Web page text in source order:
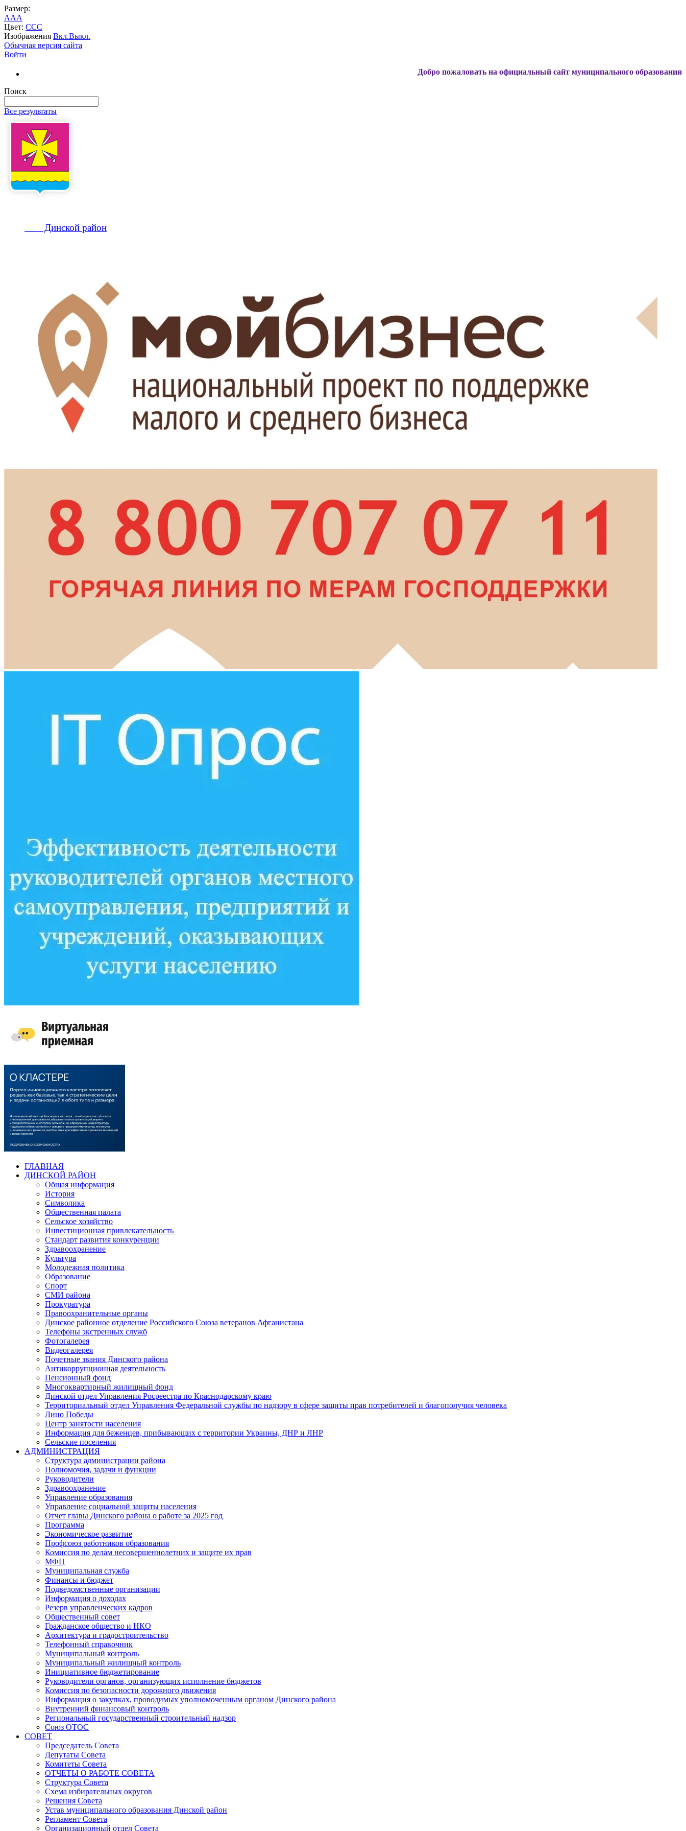
Размер:
AAA
Цвет: CCC
Изображения Вкл.Выкл.
Обычная версия сайта
Войти
Добро пожаловать на официальный сайт муниципального образования Динской
Поиск
Все результаты
Динской район
ГЛАВНАЯ
ДИНСКОЙ РАЙОН
Общая информация
История
Символика
Общественная палата
Сельское хозяйство
Инвестиционная привлекательность
Стандарт развития конкуренции
Здравоохранение
Культура
Молодежная политика
Образование
Спорт
СМИ района
Прокуратура
Правоохранительные органы
Динское районное отделение Российского Союза ветеранов Афганистана
Телефоны экстренных служб
Фотогалерея
Видеогалерея
Почетные звания Динского района
Антикоррупционная деятельность
Пенсионный фонд
Многоквартирный жилищный фонд
Динской отдел Управления Росреестра по Краснодарскому краю
Территориальный отдел Управления Федеральной службы по надзору в сфере защиты прав потребителей и благополучия человека
Лицо Победы
Центр занятости населения
Информация для беженцев, прибывающих с территории Украины, ДНР и ЛНР
Сельские поселения
АДМИНИСТРАЦИЯ
Структура администрации района
Полномочия, задачи и функции
Руководители
Здравоохранение
Управление образования
Управление социальной защиты населения
Отчет главы Динского района о работе за 2025 год
Программа
Экономическое развитие
Профсоюз работников образования
Комиссия по делам несовершеннолетних и защите их прав
МФЦ
Муниципальная служба
Финансы и бюджет
Подведомственные организации
Информация о доходах
Резерв управленческих кадров
Общественный совет
Гражданское общество и НКО
Архитектура и градостроительство
Телефонный справочник
Муниципальный контроль
Муниципальный жилищный контроль
Инициативное бюджетирование
Руководители органов, организующих исполнение бюджетов
Комиссия по безопасности дорожного движения
Информация о закупках, проводимых уполномоченным органом Динского района
Внутренний финансовый контроль
Региональный государственный строительный надзор
Союз ОТОС
СОВЕТ
Председатель Совета
Депутаты Совета
Комитеты Совета
ОТЧЕТЫ О РАБОТЕ СОВЕТА
Структура Совета
Схема избирательных округов
Решения Совета
Устав муниципального образования Динской район
Регламент Совета
Организационный отдел Совета